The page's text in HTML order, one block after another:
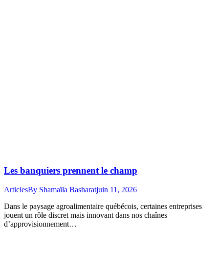
Les banquiers prennent le champ
ArticlesBy Shamaïla Basharatjuin 11, 2026
Dans le paysage agroalimentaire québécois, certaines entreprises
jouent un rôle discret mais innovant dans nos chaînes
d’approvisionnement…